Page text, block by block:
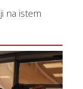
na istem